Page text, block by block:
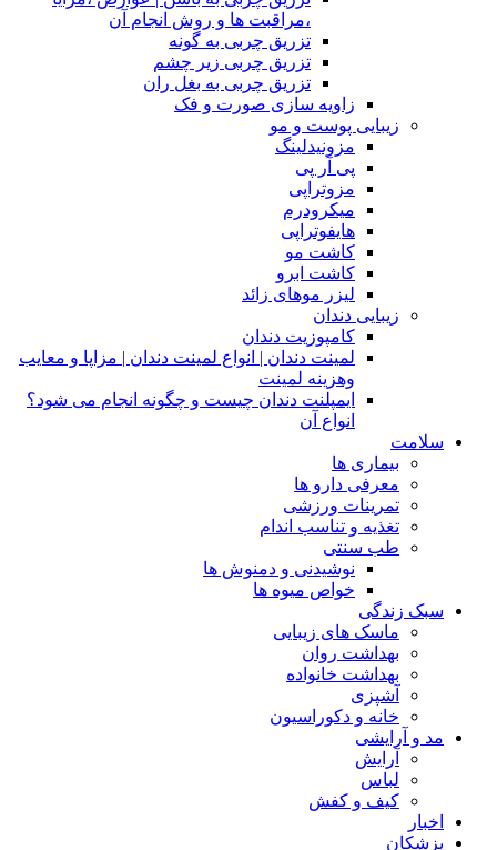
،مراقبت ها و روش انجام آن
تزریق چربی به گونه
تزریق چربی زیر چشم
تزریق چربی به بغل ران
زاویه سازی صورت و فک
زیبایی پوست و مو
مزونیدلینگ
پی آر پی
مزوتراپی
میکرودرم
هایفوتراپی
کاشت مو
کاشت ابرو
لیزر موهای زائد
زیبایی دندان
کامپوزیت دندان
لمینت دندان | انواع لمینت دندان | مزاپا و معایب
وهزینه لمینت
ایمپلنت دندان چیست و چگونه انجام می شود؟
انواع آن
سلامت
بیماری ها
معرفی دارو ها
تمرینات ورزشی
تغذیه و تناسب اندام
طب سنتی
نوشیدنی و دمنوش ها
خواص میوه ها
سبک زندگی
ماسک های زیبایی
بهداشت روان
بهداشت خانواده
آشپزی
خانه و دکوراسیون
مد و آرایشی
آرایش
لباس
کیف و کفش
اخبار
پزشکان